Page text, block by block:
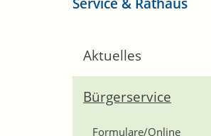
Aktuelles
Bürgerservice
Formulare/Online